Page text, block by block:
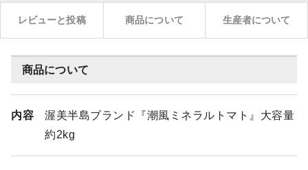
レビューと投稿 商品について 生産者について
商品について
内容
渥美半島ブランド『潮風ミネラルトマト』大容量
約2kg